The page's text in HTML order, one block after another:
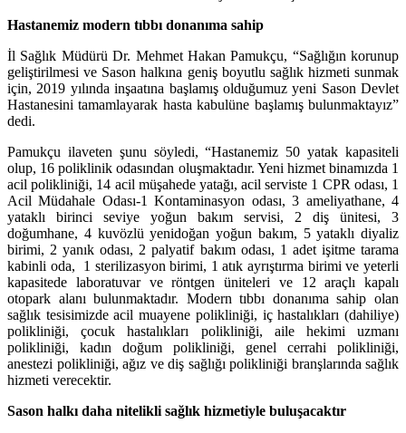
Hastanemiz modern tıbbı donanıma sahip
İl Sağlık Müdürü Dr. Mehmet Hakan Pamukçu, “Sağlığın korunup
geliştirilmesi ve Sason halkına geniş boyutlu sağlık hizmeti sunmak
için, 2019 yılında inşaatına başlamış olduğumuz yeni Sason Devlet
Hastanesini tamamlayarak hasta kabulüne başlamış bulunmaktayız”
dedi.
Pamukçu ilaveten şunu söyledi, “Hastanemiz 50 yatak kapasiteli
olup, 16 poliklinik odasından oluşmaktadır. Yeni hizmet binamızda 1
acil polikliniği, 14 acil müşahede yatağı, acil serviste 1 CPR odası, 1
Acil Müdahale Odası-1 Kontaminasyon odası, 3 ameliyathane, 4
yataklı birinci seviye yoğun bakım servisi, 2 diş ünitesi, 3
doğumhane, 4 kuvözlü yenidoğan yoğun bakım, 5 yataklı diyaliz
birimi, 2 yanık odası, 2 palyatif bakım odası, 1 adet işitme tarama
kabinli oda, 1 sterilizasyon birimi, 1 atık ayrıştırma birimi ve yeterli
kapasitede laboratuvar ve röntgen üniteleri ve 12 araçlı kapalı
otopark alanı bulunmaktadır. Modern tıbbı donanıma sahip olan
sağlık tesisimizde acil muayene polikliniği, iç hastalıkları (dahiliye)
polikliniği, çocuk hastalıkları polikliniği, aile hekimi uzmanı
polikliniği, kadın doğum polikliniği, genel cerrahi polikliniği,
anestezi polikliniği, ağız ve diş sağlığı polikliniği branşlarında sağlık
hizmeti verecektir.
Sason halkı daha nitelikli sağlık hizmetiyle buluşacaktır